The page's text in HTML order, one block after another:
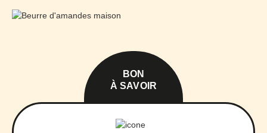
BON
À SAVOIR